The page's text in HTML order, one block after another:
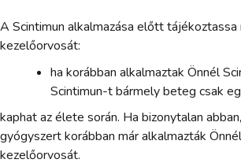
A Scintimun alkalmazása előtt tájékoztassa
kezelőorvosát:
ha korábban alkalmaztak Önnél
Scintimun-t bármely beteg csak
kaphat az élete során. Ha bizonytalan
gyógyszert korábban már alkalmazták
kezelőorvosát.